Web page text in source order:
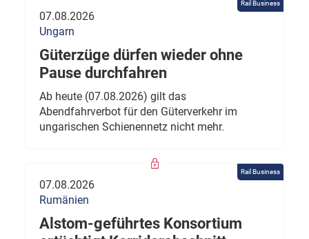
Rail Business
07.08.2026
Ungarn
Güterzüge dürfen wieder ohne
Pause durchfahren
Ab heute (07.08.2026) gilt das
Abendfahrverbot für den Güterverkehr im
ungarischen Schienennetz nicht mehr.
Rail Business
07.08.2026
Rumänien
Alstom-geführtes Konsortium